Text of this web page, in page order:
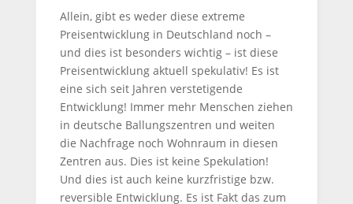
Allein, gibt es weder diese extreme
Preisentwicklung in Deutschland noch –
und dies ist besonders wichtig – ist diese
Preisentwicklung aktuell spekulativ! Es ist
eine sich seit Jahren verstetigende
Entwicklung! Immer mehr Menschen ziehen
in deutsche Ballungszentren und weiten
die Nachfrage noch Wohnraum in diesen
Zentren aus. Dies ist keine Spekulation!
Und dies ist auch keine kurzfristige bzw.
reversible Entwicklung. Es ist Fakt das zum